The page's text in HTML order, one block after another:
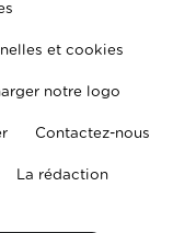
et cookies
notre logo
Contactez-nous
La rédaction